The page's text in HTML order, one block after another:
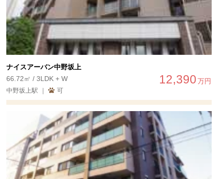
ナイスアーバン中野坂上
12,390万円
66.72㎡ / 3LDK + W
中野坂上駅 ｜ 可